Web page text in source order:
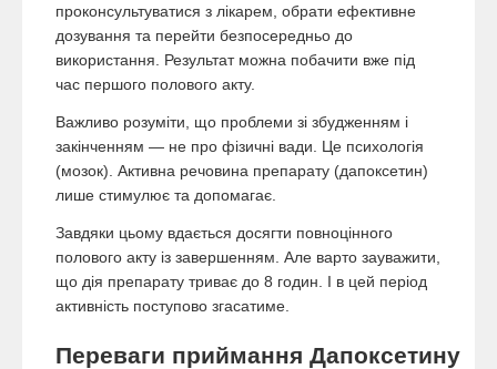
проконсультуватися з лікарем, обрати ефективне
дозування та перейти безпосередньо до
використання. Результат можна побачити вже під
час першого полового акту.
Важливо розуміти, що проблеми зі збудженням і
закінченням — не про фізичні вади. Це психологія
(мозок). Активна речовина препарату (дапоксетин)
лише стимулює та допомагає.
Завдяки цьому вдається досягти повноцінного
полового акту із завершенням. Але варто зауважити,
що дія препарату триває до 8 годин. І в цей період
активність поступово згасатиме.
Переваги приймання Дапоксетину